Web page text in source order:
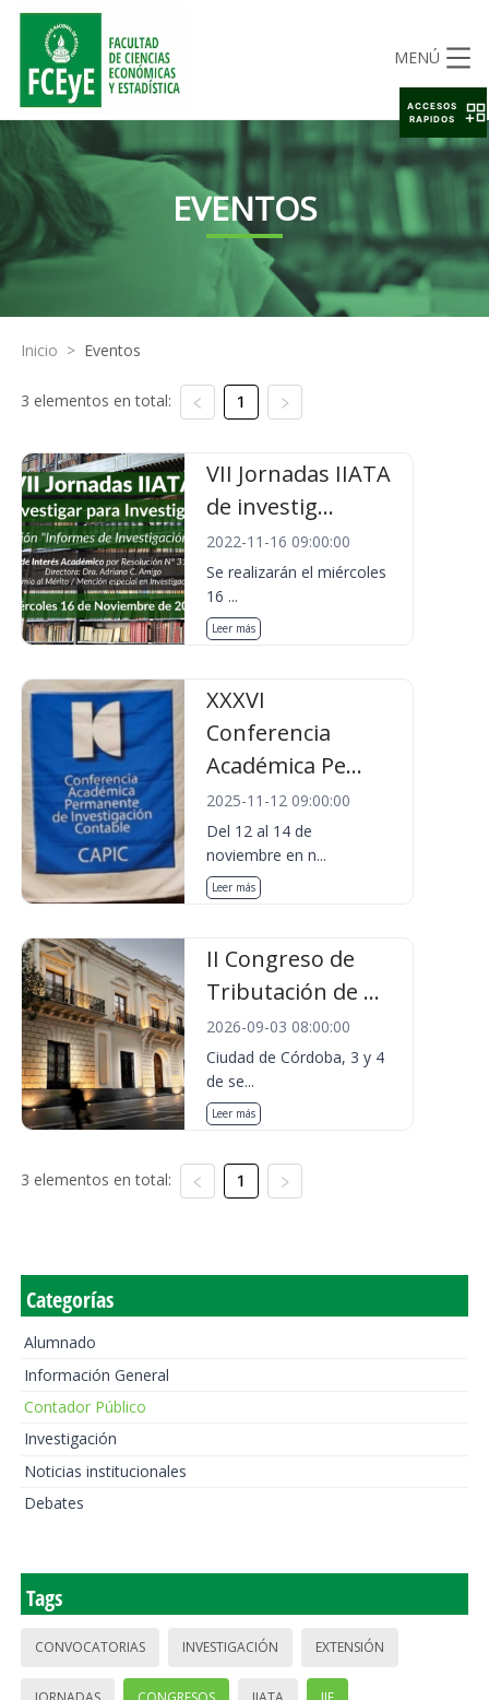
MENÚ
EVENTOS
Inicio > Eventos
3 elementos en total: 1
VII Jornadas IIATA
de investig...
2022-11-16 09:00:00
Se realizarán el miércoles
16 ...
Leer más
XXXVI
Conferencia
Académica Pe...
2025-11-12 09:00:00
Del 12 al 14 de
noviembre en n...
Leer más
II Congreso de
Tributación de ...
2026-09-03 08:00:00
Ciudad de Córdoba, 3 y 4
de se...
Leer más
3 elementos en total: 1
Categorías
Alumnado
Información General
Contador Público
Investigación
Noticias institucionales
Debates
Tags
CONVOCATORIAS INVESTIGACIÓN EXTENSIÓN
ACCESOS
RAPIDOS